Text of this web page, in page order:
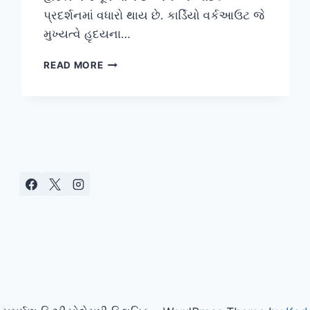
પ્રદર્શનમાં વધારો થાય છે. કાર્ડિયો વર્કઆઉટ જે
મુખ્યત્વે હૃદયના…
READ MOREસૌથી